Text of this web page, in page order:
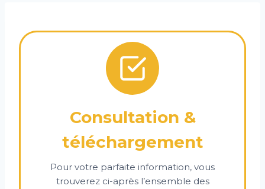
Consultation &
téléchargement
Pour votre parfaite information, vous
trouverez ci-après l’ensemble des